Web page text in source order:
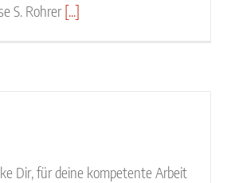
S. Rohrer[...]
Dir, für deine kompetente Arbeit